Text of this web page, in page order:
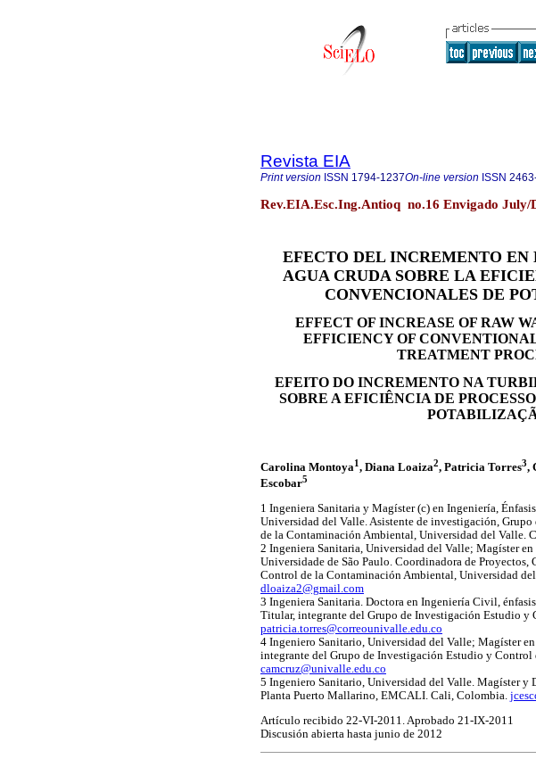
Revista EIA
Print version ISSN 1794-1237On-line version ISSN
Rev.EIA.Esc.Ing.Antioq no.16 Envigado July/
EFECTO DEL INCREMENTO
AGUA CRUDA SOBRE LA
CONVENCIONALES DE
EFFECT OF INCREASE OF RAW
EFFICIENCY OF
TREATMENT
EFEITO DO INCREMENTO NA
SOBRE A EFICIÊNCIA DE
Carolina Montoya1 , Diana Loaiza2, Patricia Torres3,
Escobar5
1 Ingeniera Sanitaria y Magíster (c) en Ingeniería,
Universidad del Valle. Asistente de investigación,
de la Contaminación Ambiental, Universidad del Valle.
2 Ingeniera Sanitaria, Universidad del Valle; Magíster
Universidade de São Paulo. Coordinadora de
Control de la Contaminación Ambiental, Universidad
dloaiza2@gmail.com
3 Ingeniera Sanitaria. Doctora en Ingeniería Civil,
Titular, integrante del Grupo de Investigación Estudio
patricia.torres@correounivalle.edu.co
4 Ingeniero Sanitario, Universidad del Valle; Magíster
integrante del Grupo de Investigación Estudio y
camcruz@univalle.edu.co
5 Ingeniero Sanitario, Universidad del Valle. Magíster y
Planta Puerto Mallarino, EMCALI. Cali, Colombia.
Artículo recibido 22-VI-2011. Aprobado 21-IX-2011
Discusión abierta hasta junio de 2012